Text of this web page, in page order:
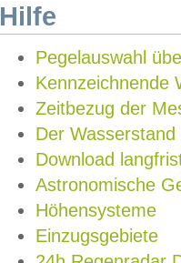
Hilfe
Pegelauswahl
Kennzeichnende
Zeitbezug der
Der Wasserstand
Download
Astronomische
Höhensysteme
Einzugsgebiete